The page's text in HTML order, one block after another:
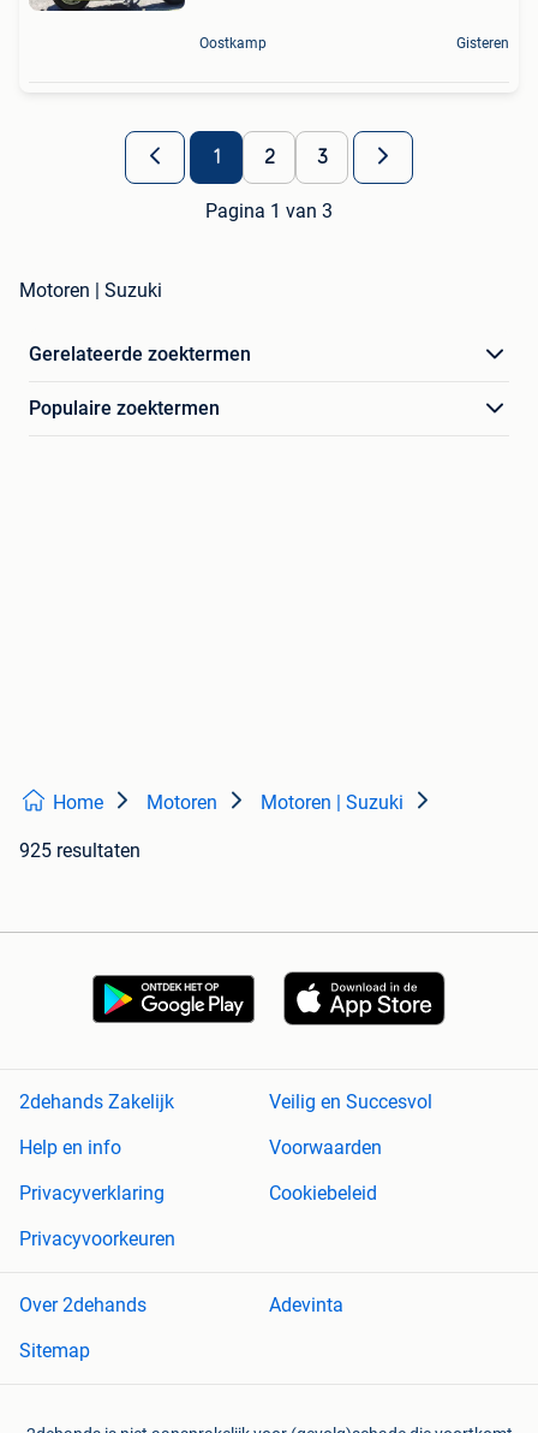
Oostkamp Gisteren
1 2 3
Pagina 1 van 3
Motoren | Suzuki
Gerelateerde zoektermen
Populaire zoektermen
Home Motoren Motoren | Suzuki
925 resultaten
2dehands Zakelijk
Veilig en Succesvol
Help en info
Voorwaarden
Privacyverklaring
Cookiebeleid
Privacyvoorkeuren
Over 2dehands
Adevinta
Sitemap